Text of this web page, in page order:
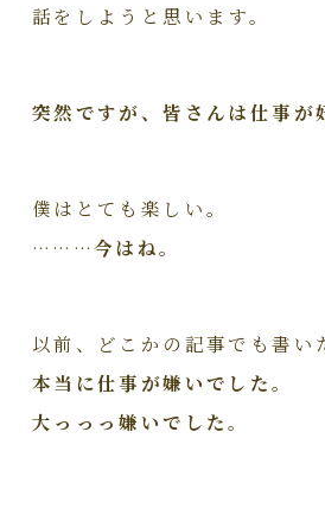
話をしようと思います。
突然ですが、皆さんは仕事が
僕はとても楽しい。
………今はね。
以前、どこかの記事でも書い
本当に仕事が嫌いでした。
大っっっ嫌いでした。